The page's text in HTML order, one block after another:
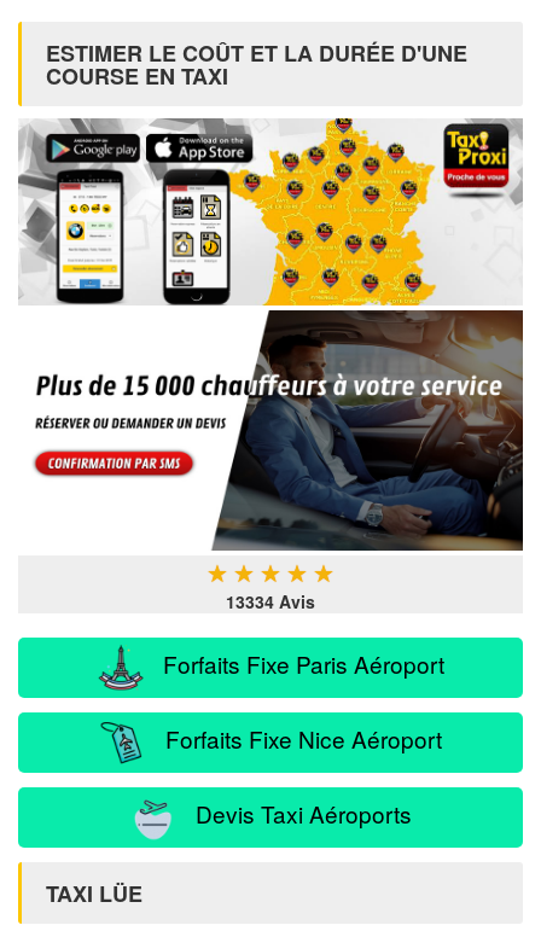
ESTIMER LE COÛT ET LA DURÉE D'UNE
COURSE EN TAXI
★ ★ ★ ★ ★
13334 Avis
Forfaits Fixe Paris Aéroport
Forfaits Fixe Nice Aéroport
Devis Taxi Aéroports
TAXI LÜE